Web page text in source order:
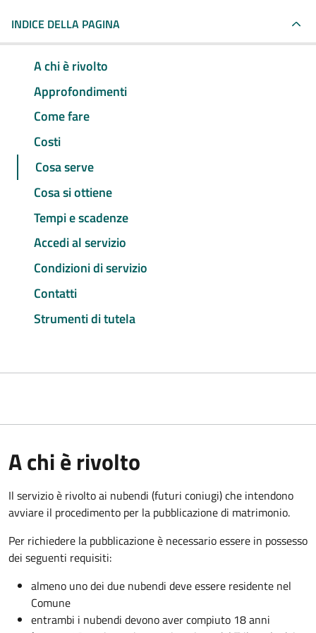
INDICE DELLA PAGINA
A chi è rivolto
Approfondimenti
Come fare
Costi
Cosa serve
Cosa si ottiene
Tempi e scadenze
Accedi al servizio
Condizioni di servizio
Contatti
Strumenti di tutela
A chi è rivolto
Il servizio è rivolto ai nubendi (futuri coniugi) che intendono
avviare il procedimento per la pubblicazione di matrimonio.
Per richiedere la pubblicazione è necessario essere in possesso
dei seguenti requisiti:
almeno uno dei due nubendi deve essere residente nel
Comune
entrambi i nubendi devono aver compiuto 18 anni